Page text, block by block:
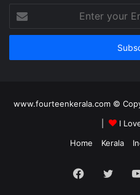
your
Email
www.fourteenkerala.com ©
I
Home
Kerala
Facebook